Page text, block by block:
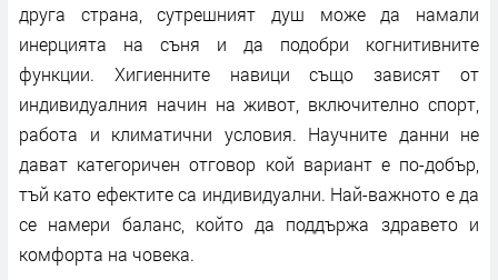
друга страна, сутрешният душ може да намали
инерцията на съня и да подобри когнитивните
функции. Хигиенните навици също зависят от
индивидуалния начин на живот, включително спорт,
работа и климатични условия. Научните данни не
дават категоричен отговор кой вариант е по-добър,
тъй като ефектите са индивидуални. Най-важното е да
се намери баланс, който да поддържа здравето и
комфорта на човека.